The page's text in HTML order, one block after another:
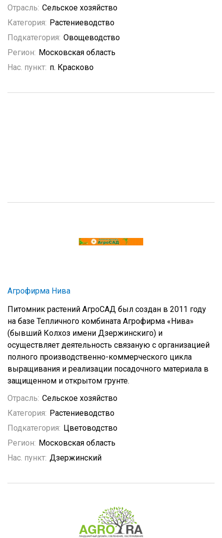
Отрасль: Сельское хозяйство
Категория: Растениеводство
Подкатегория: Овощеводство
Регион: Московская область
Нас. пункт: п. Красково
Агрофирма Нива
Питомник растений АгроСАД был создан в 2011 году
на базе Тепличного комбината Агрофирма «Нива»
(бывший Колхоз имени Дзержинскиго) и
осуществляет деятельность связаную с организацией
полного производственно-коммерческого цикла
выращивания и реализации посадочного материала в
защищенном и открытом грунте.
Отрасль: Сельское хозяйство
Категория: Растениеводство
Подкатегория: Цветоводство
Регион: Московская область
Нас. пункт: Дзержинский